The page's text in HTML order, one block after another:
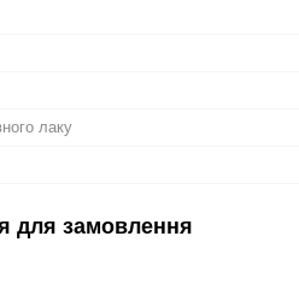
лаку
для замовлення